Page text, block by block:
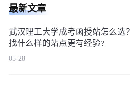
最新文章
武汉理工大学成考函授站怎么选？
找什么样的站点更有经验?
05-28